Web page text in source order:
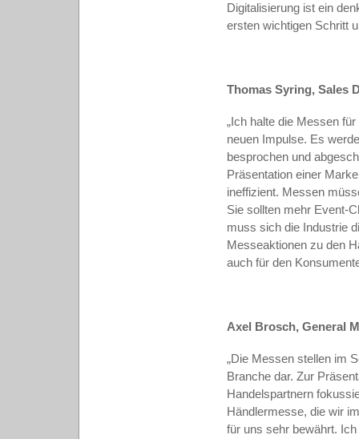
Digitalisierung ist ein
ersten wichtigen Schritt
Thomas Syring, Sales
„Ich halte die Messen
neuen Impulse. Es
besprochen und
Präsentation einer
ineffizient. Messen
Sie sollten mehr Event-
muss sich die Industrie
Messeaktionen zu den
auch für den
Axel Brosch, General
„Die Messen stellen im
Branche dar. Zur
Handelspartnern
Händlermesse, die wir
für uns sehr bewährt.